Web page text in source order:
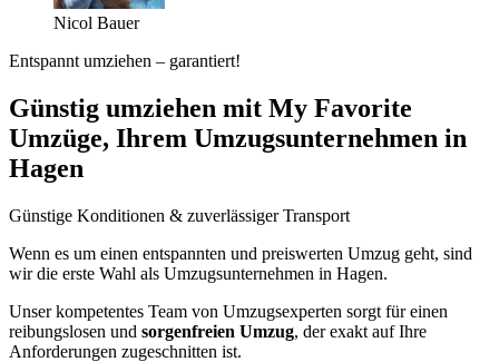
Nicol Bauer
Entspannt umziehen – garantiert!
Günstig umziehen mit My Favorite
Umzüge, Ihrem Umzugsunternehmen in
Hagen
Günstige Konditionen & zuverlässiger Transport
Wenn es um einen entspannten und preiswerten Umzug geht, sind
wir die erste Wahl als Umzugsunternehmen in Hagen.
Unser kompetentes Team von Umzugsexperten sorgt für einen
reibungslosen und sorgenfreien Umzug, der exakt auf Ihre
Anforderungen zugeschnitten ist.